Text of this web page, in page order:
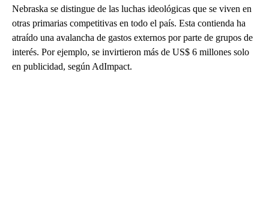
Nebraska se distingue de las luchas ideológicas que se viven en
otras primarias competitivas en todo el país. Esta contienda ha
atraído una avalancha de gastos externos por parte de grupos de
interés. Por ejemplo, se invirtieron más de US$ 6 millones solo
en publicidad, según AdImpact.